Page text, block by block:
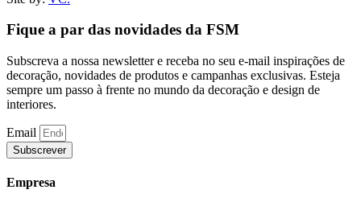
Fique a par das novidades da FSM
Subscreva a nossa newsletter e receba no seu e-mail inspirações de
decoração, novidades de produtos e campanhas exclusivas. Esteja
sempre um passo à frente no mundo da decoração e design de
interiores.
Email
Subscrever
Empresa